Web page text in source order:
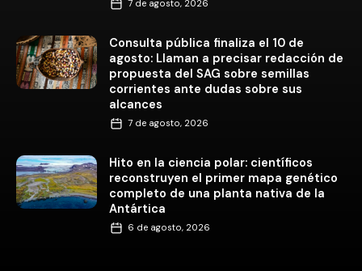
7 de agosto, 2026
Consulta pública finaliza el 10 de
agosto: Llaman a precisar redacción de
propuesta del SAG sobre semillas
corrientes ante dudas sobre sus
alcances
7 de agosto, 2026
Hito en la ciencia polar: científicos
reconstruyen el primer mapa genético
completo de una planta nativa de la
Antártica
6 de agosto, 2026